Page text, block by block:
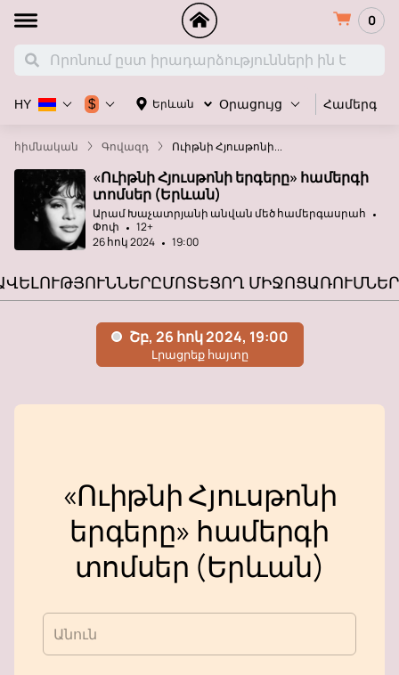
0
Երևան Օրացույց Համերգ
HY $
հիմնական Գովազդ Ուիթնի Հյուսթոնի...
«Ուիթնի Հյուսթոնի երգերը» համերգի
տոմսեր (Երևան)
Արամ Խաչատրյանի անվան մեծ համերգասրահ
Փոփ
12+
26 հոկ 2024
19:00
ՄՈՏԵՑՈՂ ՄԻՋՈՑԱՌՈՒՄՆԵՐ
«Ուիթնի Հյուսթոնի
երգերը» համերգի
տոմսեր (Երևան)
Անուն